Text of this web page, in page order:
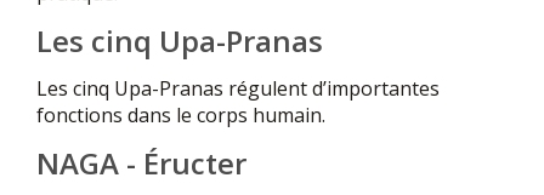
Les cinq Upa-Pranas
Les cinq Upa-Pranas régulent d’importantes
fonctions dans le corps humain.
NAGA - Éructer